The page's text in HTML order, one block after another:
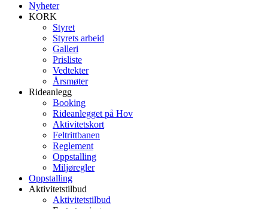
Nyheter
KORK
Styret
Styrets arbeid
Galleri
Prisliste
Vedtekter
Årsmøter
Rideanlegg
Booking
Rideanlegget på Hov
Aktivitetskort
Feltrittbanen
Reglement
Oppstalling
Miljøregler
Oppstalling
Aktivitetstilbud
Aktivitetstilbud